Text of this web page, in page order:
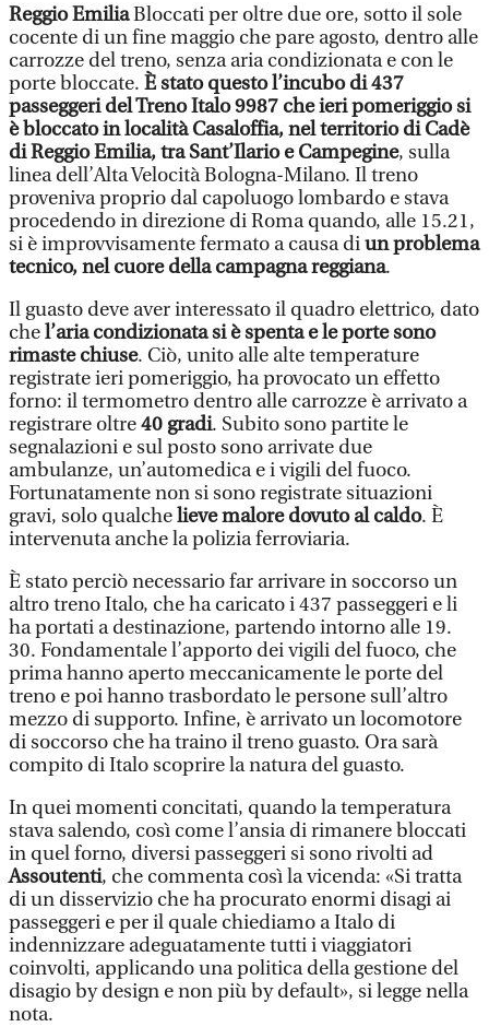
Reggio EmiliaBloccati per oltre due ore, sotto il sole
cocente di un fine maggio che pare agosto, dentro alle
carrozze del treno, senza aria condizionata e con le
porte bloccate. È stato questo l’incubo di 437
passeggeri del Treno Italo 9987 che ieri pomeriggio si
è bloccato in località Casaloffia, nel territorio di Cadè
di Reggio Emilia, tra Sant’Ilario e Campegine, sulla
linea dell’Alta Velocità Bologna-Milano. Il treno
proveniva proprio dal capoluogo lombardo e stava
procedendo in direzione di Roma quando, alle 15.21,
si è improvvisamente fermato a causa diun problema
tecnico, nel cuore della campagna reggiana.
Il guasto deve aver interessato il quadro elettrico, dato
chel’aria condizionata si è spenta e le porte sono
rimaste chiuse. Ciò, unito alle alte temperature
registrate ieri pomeriggio, ha provocato un effetto
forno: il termometro dentro alle carrozze è arrivato a
registrare oltre40 gradi. Subito sono partite le
segnalazioni e sul posto sono arrivate due
ambulanze, un’automedica e i vigili del fuoco.
Fortunatamente non si sono registrate situazioni
gravi, solo qualchelieve malore dovuto al caldo. È
intervenuta anche la polizia ferroviaria.
È stato perciò necessario far arrivare in soccorso un
altro treno Italo, che ha caricato i 437 passeggeri e li
ha portati a destinazione, partendo intorno alle 19.
30. Fondamentale l’apporto dei vigili del fuoco, che
prima hanno aperto meccanicamente le porte del
treno e poi hanno trasbordato le persone sull’altro
mezzo di supporto. Infine, è arrivato un locomotore
di soccorso che ha traino il treno guasto. Ora sarà
compito di Italo scoprire la natura del guasto.
In quei momenti concitati, quando la temperatura
stava salendo, così come l’ansia di rimanere bloccati
in quel forno, diversi passeggeri si sono rivolti ad
Assoutenti, che commenta così la vicenda: «Si tratta
di un disservizio che ha procurato enormi disagi ai
passeggeri e per il quale chiediamo a Italo di
indennizzare adeguatamente tutti i viaggiatori
coinvolti, applicando una politica della gestione del
disagio by design e non più by default», si legge nella
nota.